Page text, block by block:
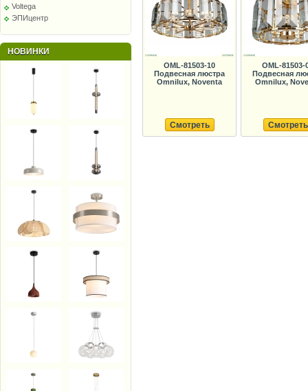
Voltega
ЭПИцентр
НОВИНКИ
OML-81503-10
Подвесная люстра
Omnilux, Noventa
Смотреть
OML-81503-
Подвесная
Omnilux,
Смотреть